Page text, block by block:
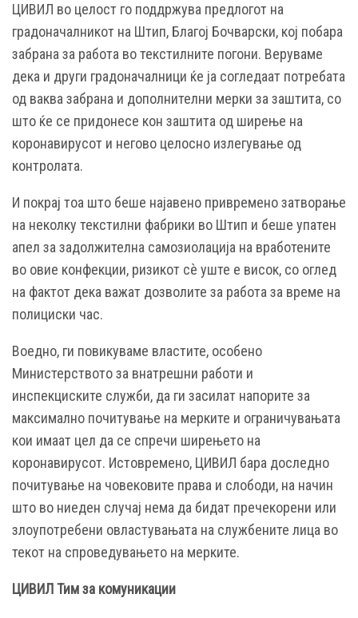
ЦИВИЛ во целост го поддржува предлогот на
градоначалникот на Штип, Благој Бочварски, кој побара
забрана за работа во текстилните погони. Веруваме
дека и други градоначалници ќе ја согледаат потребата
од ваква забрана и дополнителни мерки за заштита, со
што ќе се придонесе кон заштита од ширење на
коронавирусот и негово целосно излегување од
контролата.
И покрај тоа што беше најавено привремено затворање
на неколку текстилни фабрики во Штип и беше упатен
апел за задолжителна самозиолација на вработените
во овие конфекции, ризикот сѐ уште е висок, со оглед
на фактот дека важат дозволите за работа за време на
полициски час.
Воедно, ги повикуваме властите, особено
Министерството за внатрешни работи и
инспекциските служби, да ги засилат напорите за
максимално почитување на мерките и ограничувањата
кои имаат цел да се спречи ширењето на
коронавирусот. Истовремено, ЦИВИЛ бара доследно
почитување на човековите права и слободи, на начин
што во ниеден случај нема да бидат пречекорени или
злоупотребени овластувањата на службените лица во
текот на спроведувањето на мерките.
ЦИВИЛ Тим за комуникации